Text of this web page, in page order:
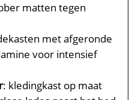
matten tegen
met afgeronde
voor intensief
: kledingkast op maat